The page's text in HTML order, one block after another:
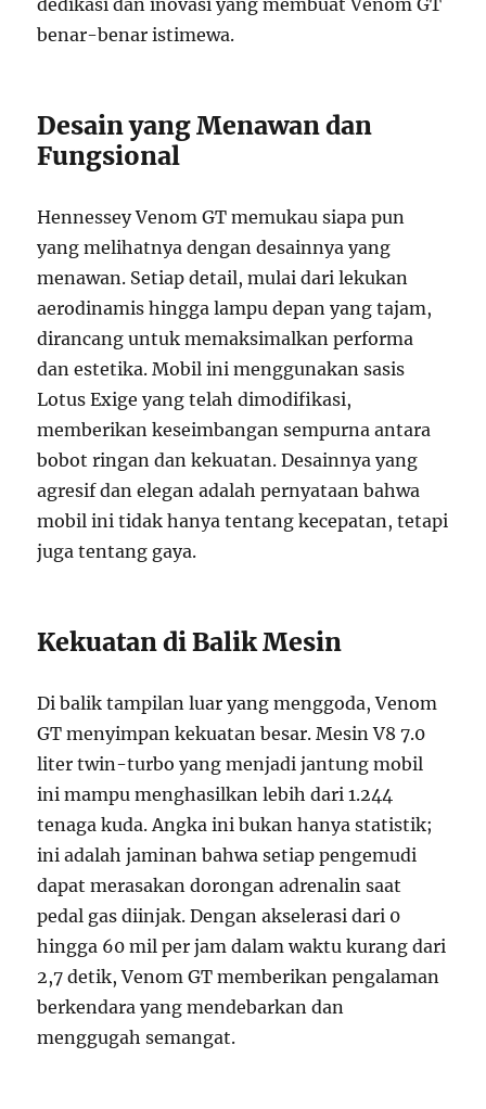
benar-benar istimewa.
Desain yang Menawan dan
Fungsional
Hennessey Venom GT memukau siapa pun
yang melihatnya dengan desainnya yang
menawan. Setiap detail, mulai dari lekukan
aerodinamis hingga lampu depan yang tajam,
dirancang untuk memaksimalkan performa
dan estetika. Mobil ini menggunakan sasis
Lotus Exige yang telah dimodifikasi,
memberikan keseimbangan sempurna antara
bobot ringan dan kekuatan. Desainnya yang
agresif dan elegan adalah pernyataan bahwa
mobil ini tidak hanya tentang kecepatan, tetapi
juga tentang gaya.
Kekuatan di Balik Mesin
Di balik tampilan luar yang menggoda, Venom
GT menyimpan kekuatan besar. Mesin V8 7.0
liter twin-turbo yang menjadi jantung mobil
ini mampu menghasilkan lebih dari 1.244
tenaga kuda. Angka ini bukan hanya statistik;
ini adalah jaminan bahwa setiap pengemudi
dapat merasakan dorongan adrenalin saat
pedal gas diinjak. Dengan akselerasi dari 0
hingga 60 mil per jam dalam waktu kurang dari
2,7 detik, Venom GT memberikan pengalaman
berkendara yang mendebarkan dan
menggugah semangat.